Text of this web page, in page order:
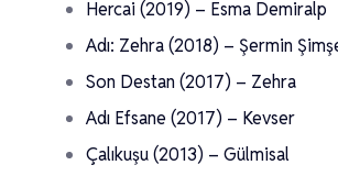
Hercai (2019) – Esma Demiralp
Adı: Zehra (2018) – Şermin
Son Destan (2017) – Zehra
Adı Efsane (2017) – Kevser
Çalıkuşu (2013) – Gülmisal